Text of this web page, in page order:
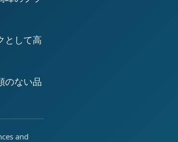
として高
のない品
and